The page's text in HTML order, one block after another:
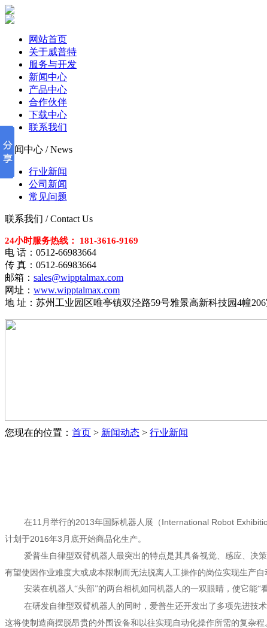
网站首页
关于威普特
服务与开发
新闻中心
产品中心
合作伙伴
下载中心
联系我们
新闻中心 / News
行业新闻
公司新闻
常见问题
联系我们 / Contact Us
24小时服务热线： 181-3616-9169
电 话：0512-66983664
传 真：0512-66983664
邮箱： sales@wipptalmax.com
网址： www.wipptalmax.com
地 址：苏州工业园区唯亭镇双泾路59号雅景高新科技园4幢
您现在的位置： 首页 > 新闻动态 > 行业新闻
在11月举行的2013年国际机器人展（International Robot
计划于2016年3月底开始商品化生产。
爱普生自律型双臂机器人最突出的特点是其具备视觉、感应、决
有望使因作业难度大或成本限制而无法脱离人工操作的岗位实现生产自
安装在机器人“头部”的两台相机如同机器人的一双眼睛，使它能“
在研发自律型双臂机器人的同时，爱普生还开发出了多项先进技
这将使制造商摆脱昂贵的外围设备和以往实现自动化操作所需的复杂